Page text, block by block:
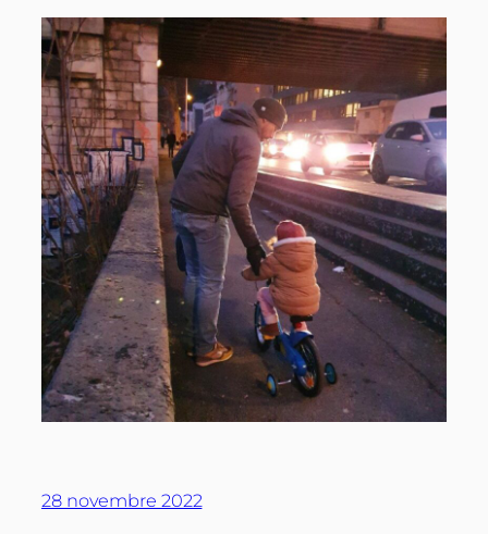
28 novembre 2022